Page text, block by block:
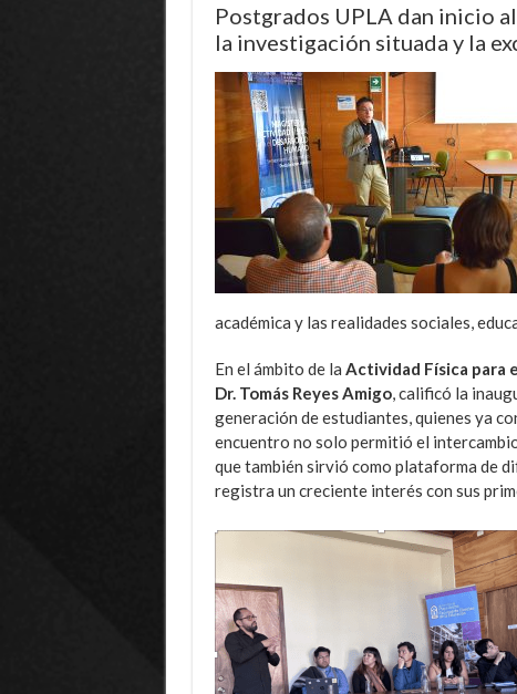
Postgrados UPLA dan inicio
la investigación situada y la
académica y las realidades sociales,
En el ámbito de la Actividad Física para
Dr. Tomás Reyes Amigo, calificó la
generación de estudiantes, quienes ya
encuentro no solo permitió el
que también sirvió como plataforma de
registra un creciente interés con sus